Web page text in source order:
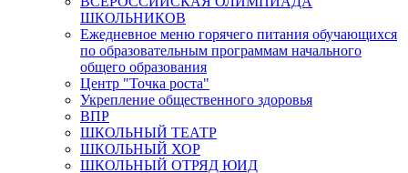
ШКОЛЬНИКОВ
Ежедневное меню горячего питания обучающихся
по образовательным программам начального
общего образования
Центр "Точка роста"
Укрепление общественного здоровья
ВПР
ШКОЛЬНЫЙ ТЕАТР
ШКОЛЬНЫЙ ХОР
ШКОЛЬНЫЙ ОТРЯД ЮИД